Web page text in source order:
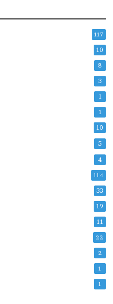
117
10
8
3
1
1
10
5
4
114
33
19
11
22
2
1
1